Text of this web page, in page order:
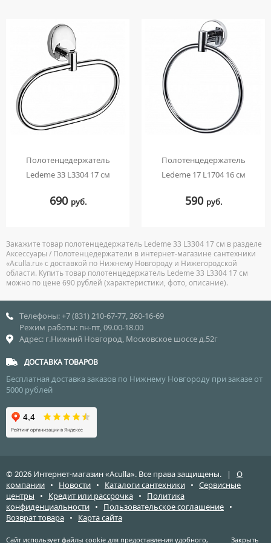
Полотенцедержатель
Ledeme 33 L3304 17 см
690 руб.
Полотенцедержатель
Ledeme 17 L1704 16 см
590 руб.
Закажите товар полотенцедержатель Ledeme 33 L3304 17 см в разделе
Аксессуары / Полотенцедержатели в интернет-магазине сантехники
«Aculla.ru» с доставкой по Нижнему Новгороду и Нижегородской
области. Купить товар полотенцедержатель Ledeme 33 L3304 17 см
можно по цене 690 рублей (характеристики, фото, описание).
Телефоны: +7 (831) 210-67-77, 260-16-69
Режим работы: пн-пт, 09.00-18.00
Адрес: г.Нижний Новгород, Московское шоссе д.52г
ДОСТАВКА ТОВАРОВ
Бесплатная доставка заказов по Нижнему Новгороду при заказе от
5000 рублей
© 2026 Интернет-магазин «Aculla». Все права защищены. | О
компании • Новости • Каталоги сантехники • Сервисные
центры • Кредит или рассрочка • Политика
конфиденциальности • Пользовательское соглашение •
Возврат товара • Карта сайта
Закрыть
Сайт использует файлы cookie для предоставления удобного,